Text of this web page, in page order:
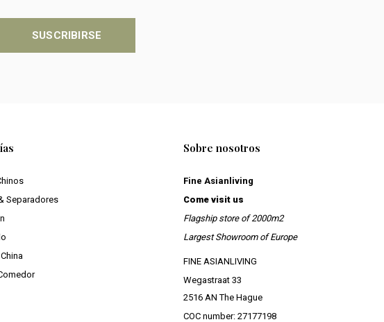
SUSCRIBIRSE
Separadores
Sobre nosotros
Fine Asianliving
Come visit us
Flagship store of 2000m2
Largest Showroom of Europe
FINE ASIANLIVING
Wegastraat 33
2516 AN The Hague
COC number: 27177198